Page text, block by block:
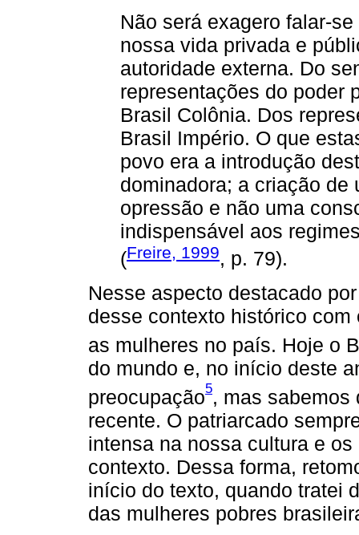
Não será exagero falar-
nossa vida privada e
autoridade externa. Do
representações do poder
Brasil Colônia. Dos
Brasil Império. O que
povo era a introdução
dominadora; a criação
opressão e não uma
indispensável aos
(Freire, 1999, p. 79).
Nesse aspecto destacado
desse contexto histórico
as mulheres no país. Hoje o
do mundo e, no início deste
preocupação5, mas sabemos
recente. O patriarcado
intensa na nossa cultura e
contexto. Dessa forma,
início do texto, quando tratei
das mulheres pobres